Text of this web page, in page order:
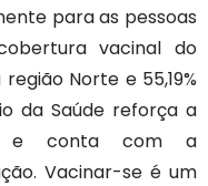
para as pessoas
vacinal do
Norte e 55,19%
da Saúde reforça a
e conta com a
Vacinar-se é um